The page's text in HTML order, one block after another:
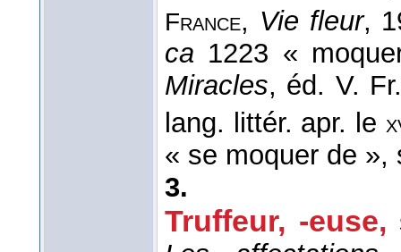
France, Vie fleur,
ca 1223 «
Miracles, éd. V.
lang. littér. apr. le
« se moquer de
3.
Truffeur, -euse,